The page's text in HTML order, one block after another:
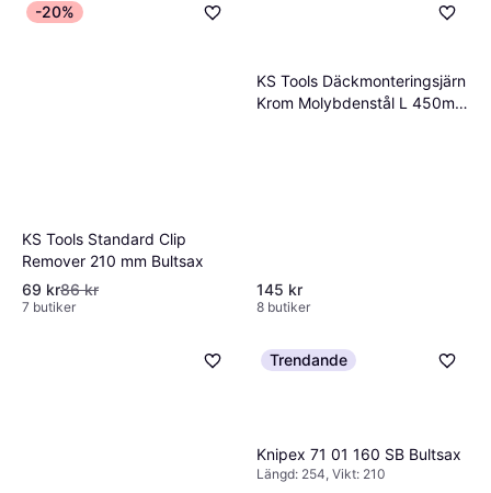
-20%
KS Tools Standard Clip
Remover 210 mm Bultsax
69 kr86 kr
7 butiker
KS Tools Däckmonteringsjärn
Krom Molybdenstål L 450mm
145 kr
8 butiker
Trendande
Knipex 71 01 160 SB Bultsax
Längd: 254, Vikt: 210